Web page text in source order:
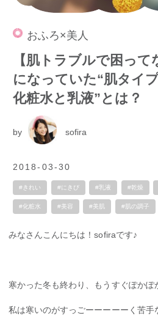
おふろ×美人
【肌トラブルで困っ
になっていた“肌タイ
化粧水と乳液”とは？
by sofira
2018-03-30
#きれい #にきび #乳液 #乾燥
#化粧水 #美容 #美肌 #肌の調子
みなさんこんにちは！sofiraです♪
寒かった冬も終わり、もうすぐぽかぽ
私は寒いのがすっごーーーーーく苦手